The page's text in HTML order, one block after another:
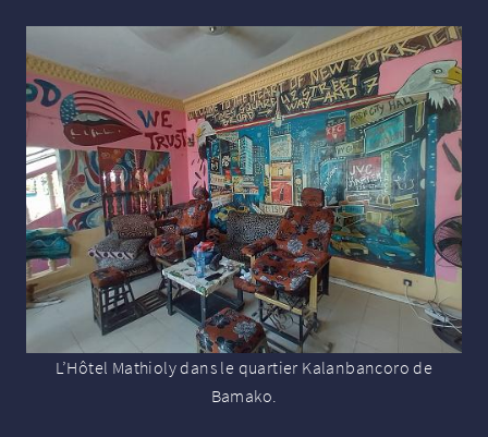
L’Hôtel Mathioly dans le quartier Kalanbancoro de
Bamako.